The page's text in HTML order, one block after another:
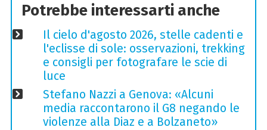
Potrebbe interessarti anche
Il cielo d'agosto 2026, stelle cadenti e
l'eclisse di sole: osservazioni, trekking
e consigli per fotografare le scie di
luce
Stefano Nazzi a Genova: «Alcuni
media raccontarono il G8 negando le
violenze alla Diaz e a Bolzaneto»